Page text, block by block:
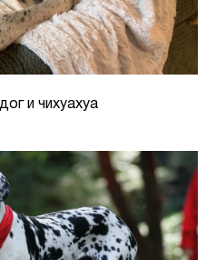
и чихуахуа